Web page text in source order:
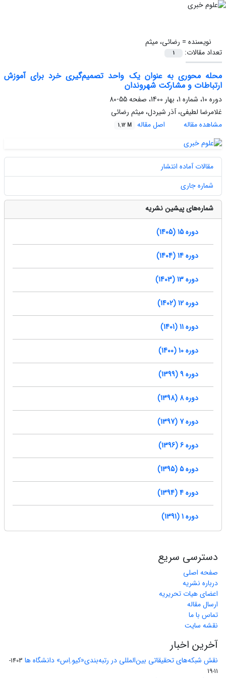
نویسنده = رضائی، میثم
تعداد مقالات:
1
محله محوری به عنوان یک واحد تصمیم‌گیری خرد برای آموزش
ارتباطات و مشارکت شهروندان
دوره 10، شماره 1، بهار 1400، صفحه
55-80
غلامرضا لطیفی، آذر شیردل، میثم رضائی
مشاهده مقاله
اصل مقاله 1.12 M
مقالات آماده انتشار
شماره جاری
شماره‌های پیشین نشریه
دوره 15 (1405)
دوره 14 (1404)
دوره 13 (1403)
دوره 12 (1402)
دوره 11 (1401)
دوره 10 (1400)
دوره 9 (1399)
دوره 8 (1398)
دوره 7 (1397)
دوره 6 (1396)
دوره 5 (1395)
دوره 4 (1394)
دوره 1 (1391)
دسترسی سریع
صفحه اصلی
درباره نشریه
اعضای هیات تحریریه
ارسال مقاله
تماس با ما
نقشه سایت
آخرین اخبار
نقش شبکه‌های تحقیقاتی بین‌المللی در رتبه‌بندی«کیو.اِس» دانشگاه ها
1403-
11-19